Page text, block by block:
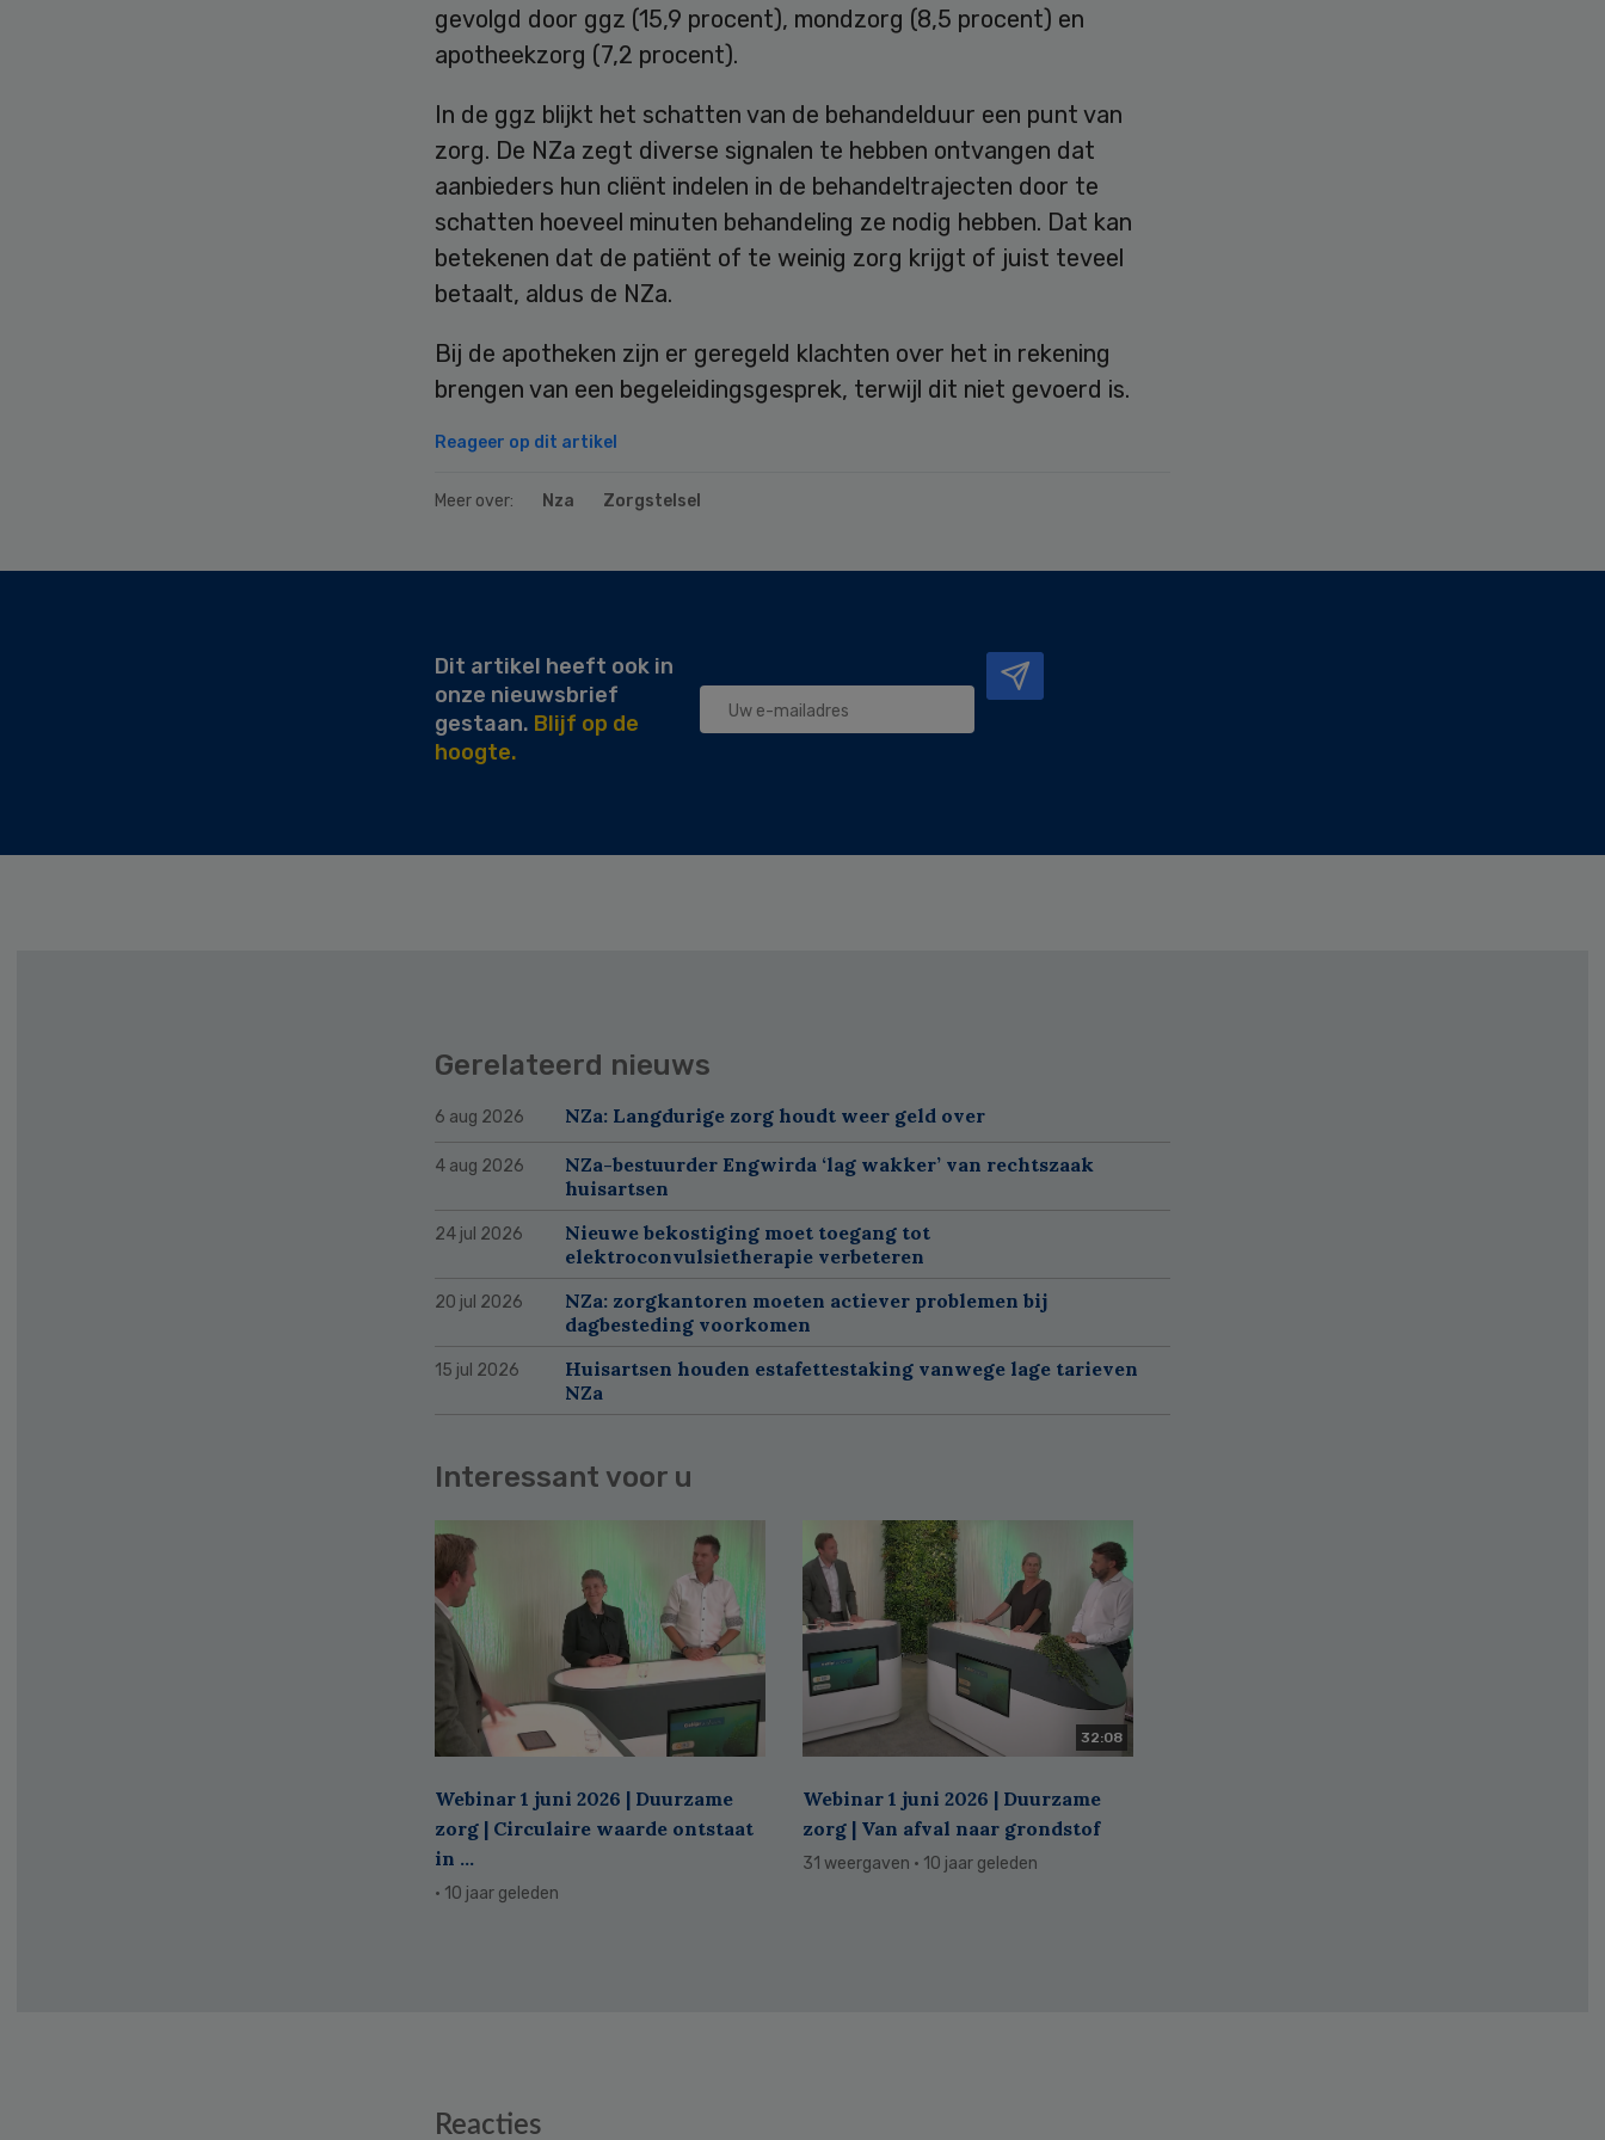
gevolgd door ggz (15,9 procent), mondzorg (8,5 procent) en
apotheekzorg (7,2 procent).
In de ggz blijkt het schatten van de behandelduur een punt van
zorg. De NZa zegt diverse signalen te hebben ontvangen dat
aanbieders hun cliënt indelen in de behandeltrajecten door te
schatten hoeveel minuten behandeling ze nodig hebben. Dat kan
betekenen dat de patiënt of te weinig zorg krijgt of juist teveel
betaalt, aldus de NZa.
Bij de apotheken zijn er geregeld klachten over het in rekening
brengen van een begeleidingsgesprek, terwijl dit niet gevoerd is.
Reageer op dit artikel
Meer over: Nza Zorgstelsel
Dit artikel heeft ook in
onze nieuwsbrief
gestaan. Blijf op de
hoogte.
Gerelateerd nieuws
6 aug 2026 NZa: Langdurige zorg houdt weer geld over
4 aug 2026
NZa-bestuurder Engwirda ‘lag wakker’ van rechtszaak
huisartsen
24 jul 2026
Nieuwe bekostiging moet toegang tot
elektroconvulsietherapie verbeteren
20 jul 2026
NZa: zorgkantoren moeten actiever problemen bij
dagbesteding voorkomen
15 jul 2026
Huisartsen houden estafettestaking vanwege lage tarieven
NZa
Interessant voor u
Webinar 1 juni 2026 | Duurzame
zorg | Circulaire waarde ontstaat
in ...
· 10 jaar geleden
32:08
Webinar 1 juni 2026 | Duurzame
zorg | Van afval naar grondstof
31 weergaven · 10 jaar geleden
Reacties